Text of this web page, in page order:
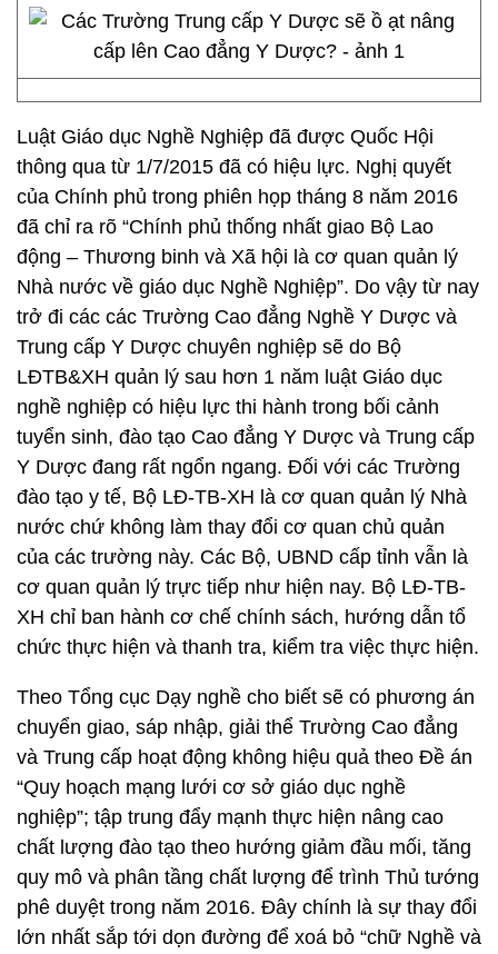
Luật Giáo dục Nghề Nghiệp đã được Quốc Hội
thông qua từ 1/7/2015 đã có hiệu lực. Nghị quyết
của Chính phủ trong phiên họp tháng 8 năm 2016
đã chỉ ra rõ “Chính phủ thống nhất giao Bộ Lao
động – Thương binh và Xã hội là cơ quan quản lý
Nhà nước về giáo dục Nghề Nghiệp”. Do vậy từ nay
trở đi các các Trường Cao đẳng Nghề Y Dược và
Trung cấp Y Dược chuyên nghiệp sẽ do Bộ
LĐTB&XH quản lý sau hơn 1 năm luật Giáo dục
nghề nghiệp có hiệu lực thi hành trong bối cảnh
tuyển sinh, đào tạo Cao đẳng Y Dược và Trung cấp
Y Dược đang rất ngổn ngang. Đối với các Trường
đào tạo y tế, Bộ LĐ-TB-XH là cơ quan quản lý Nhà
nước chứ không làm thay đổi cơ quan chủ quản
của các trường này. Các Bộ, UBND cấp tỉnh vẫn là
cơ quan quản lý trực tiếp như hiện nay. Bộ LĐ-TB-
XH chỉ ban hành cơ chế chính sách, hướng dẫn tổ
chức thực hiện và thanh tra, kiểm tra việc thực hiện.
Theo Tổng cục Dạy nghề cho biết sẽ có phương án
chuyển giao, sáp nhập, giải thể Trường Cao đẳng
và Trung cấp hoạt động không hiệu quả theo Đề án
“Quy hoạch mạng lưới cơ sở giáo dục nghề
nghiệp”; tập trung đẩy mạnh thực hiện nâng cao
chất lượng đào tạo theo hướng giảm đầu mối, tăng
quy mô và phân tầng chất lượng để trình Thủ tướng
phê duyệt trong năm 2016. Đây chính là sự thay đổi
lớn nhất sắp tới dọn đường để xoá bỏ “chữ Nghề và